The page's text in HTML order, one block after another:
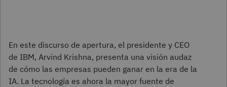
En este discurso de apertura, el presidente y CEO
de IBM, Arvind Krishna, presenta una visión audaz
de cómo las empresas pueden ganar en la era de la
IA. La tecnología es ahora la mayor fuente de